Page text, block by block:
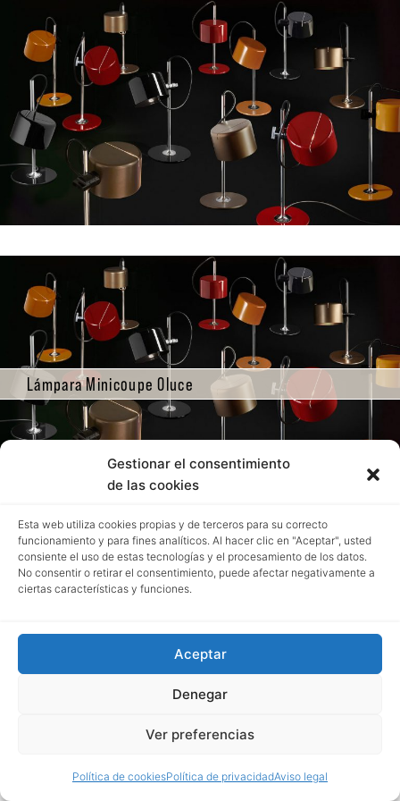
Gestionar el consentimiento
de las cookies
Esta web utiliza cookies propias y de terceros para su correcto
funcionamiento y para fines analíticos. Al hacer clic en "Aceptar", usted
consiente el uso de estas tecnologías y el procesamiento de los datos.
No consentir o retirar el consentimiento, puede afectar negativamente a
ciertas características y funciones.
Aceptar
Denegar
Ver preferencias
Política de cookiesPolítica de privacidadAviso legal
Lámpara Minicoupe Oluce